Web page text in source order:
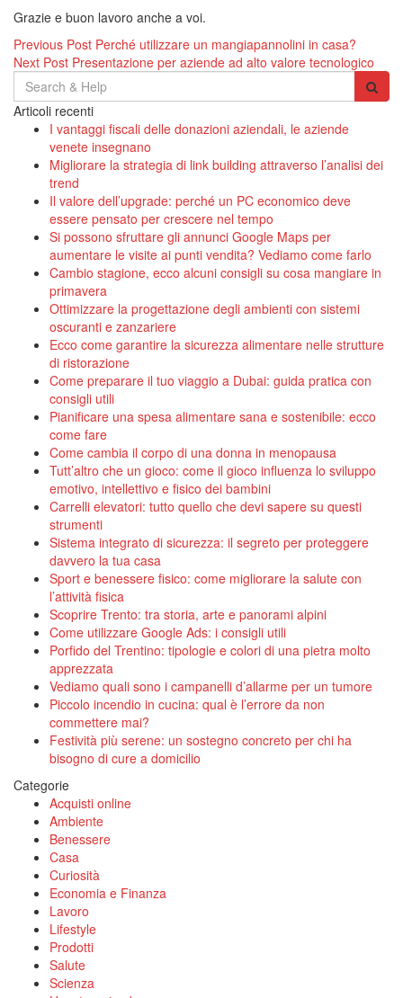
Grazie e buon lavoro anche a voi.
Navigazione
articoli
Previous Post Perché utilizzare un mangiapannolini in casa?
Next Post Presentazione per aziende ad alto valore tecnologico
Search
for:
Articoli recenti
I vantaggi fiscali delle donazioni aziendali, le aziende
venete insegnano
Migliorare la strategia di link building attraverso l’analisi dei
trend
Il valore dell’upgrade: perché un PC economico deve
essere pensato per crescere nel tempo
Si possono sfruttare gli annunci Google Maps per
aumentare le visite ai punti vendita? Vediamo come farlo
Cambio stagione, ecco alcuni consigli su cosa mangiare in
primavera
Ottimizzare la progettazione degli ambienti con sistemi
oscuranti e zanzariere
Ecco come garantire la sicurezza alimentare nelle strutture
di ristorazione
Come preparare il tuo viaggio a Dubai: guida pratica con
consigli utili
Pianificare una spesa alimentare sana e sostenibile: ecco
come fare
Come cambia il corpo di una donna in menopausa
Tutt’altro che un gioco: come il gioco influenza lo sviluppo
emotivo, intellettivo e fisico dei bambini
Carrelli elevatori: tutto quello che devi sapere su questi
strumenti
Sistema integrato di sicurezza: il segreto per proteggere
davvero la tua casa
Sport e benessere fisico: come migliorare la salute con
l’attività fisica
Scoprire Trento: tra storia, arte e panorami alpini
Come utilizzare Google Ads: i consigli utili
Porfido del Trentino: tipologie e colori di una pietra molto
apprezzata
Vediamo quali sono i campanelli d’allarme per un tumore
Piccolo incendio in cucina: qual è l’errore da non
commettere mai?
Festività più serene: un sostegno concreto per chi ha
bisogno di cure a domicilio
Categorie
Acquisti online
Ambiente
Benessere
Casa
Curiosità
Economia e Finanza
Lavoro
Lifestyle
Prodotti
Salute
Scienza